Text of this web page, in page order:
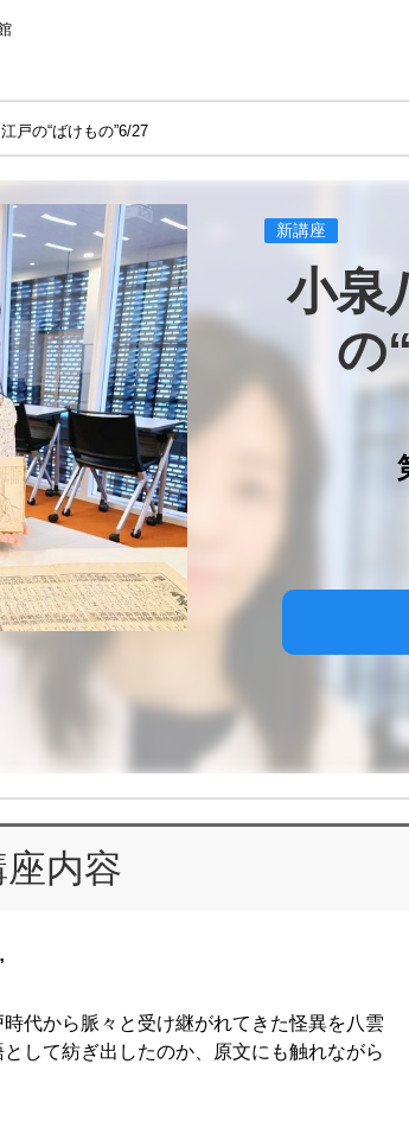
戸の“ばけもの”6/27
新講座
小泉
の
内容
代から脈々と受け継がれてきた怪異を八雲
して紡ぎ出したのか、原文にも触れながら